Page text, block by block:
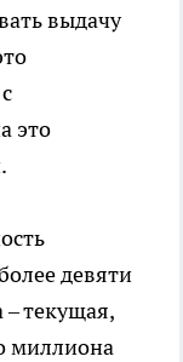
выдачу
это
девяти
текущая,
миллиона